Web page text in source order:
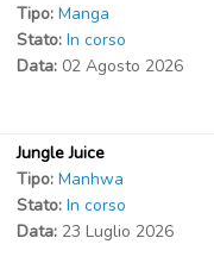
Tipo: Manga
Stato: In corso
Data: 02 Agosto 2026
Jungle Juice
Tipo: Manhwa
Stato: In corso
Data: 23 Luglio 2026